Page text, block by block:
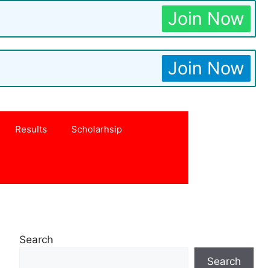
Join Now
Join Now
Results Scholarhsip
Search
Search